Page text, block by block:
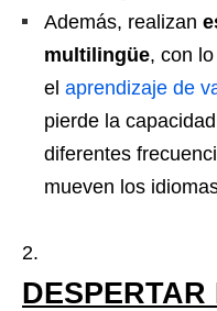
Además, realizan
multilingüe, con
el aprendizaje de
pierde la
diferentes
mueven los
DESPERTAR